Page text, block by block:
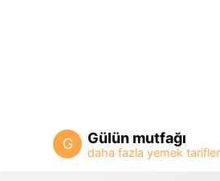
G Gülün mutfağı